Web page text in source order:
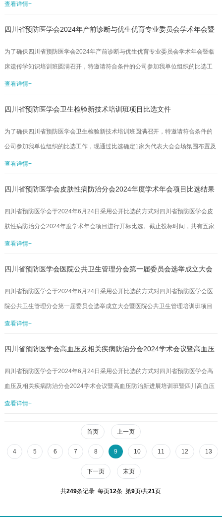
并于2024年9月12日由三位专家完成评定工作。现将评选结果公布如下：此次比
及时以口头或书面形式向四川省预防医学会监事会反映。受理地址：成都市少城
查看详情+
四川省预防医学会2024年产前诊断与优生优育专业委员会学术年会暨
临床遗传学知识培训班项目比选文件
为了确保四川省预防医学会2024年产前诊断与优生优育专业委员会学术年会暨临
床遗传学知识培训班圆满召开，特邀请符合条件的公司参加我单位组织的比选工
作，现通过比选确定1家为代表大会会场氛围布置及会务服务工作的供应商，有关
医学会活动服务机构库的公司/机构；(二)承办机构具有丰富的国际，国内大型学
查看详情+
四川省预防医学会卫生检验新技术培训班项目比选文件
为了确保四川省预防医学会卫生检验新技术培训班圆满召开，特邀请符合条件的
公司参加我单位组织的比选工作，现通过比选确定1家为代表大会会场氛围布置及
会务服务工作的供应商，有关事宜如下：一、采购单位四川省预防医学会二、比
具有丰富的国际，国内大型学术会议组织经验，无不良纪录；(三)具备一定资金实
查看详情+
四川省预防医学会皮肤性病防治分会2024年度学术年会项目比选结果
公示
四川省预防医学会于2024年6月24日采用公开比选的方式对四川省预防医学会皮
肤性病防治分会2024年度学术年会项目进行开标比选。截止投标时间，共有五家
单位参加报名，并于2024年7月4日由三位专家完成评定工作。现将评选结果公布
有异议，请及时以口头或书面形式向四川省预防医学会监事会反映。受理地址：
查看详情+
四川省预防医学会医院公共卫生管理分会第一届委员会选举成立大会
暨医院公共卫生管理培训班项目比选结果公示
四川省预防医学会于2024年6月24日采用公开比选的方式对四川省预防医学会医
院公共卫生管理分会第一届委员会选举成立大会暨医院公共卫生管理培训班项目
进行开标比选。截止投标时间，共有六家单位参加报名，并于2024年7月4日由三
（7月4日——7月8日），如对以上公示有异议，请及时以口头或书面形式向四川
查看详情+
四川省预防医学会高血压及相关疾病防治分会2024学术会议暨高血压
防治新进展培训班暨四川高血压大会项目比选结果公示
四川省预防医学会于2024年6月24日采用公开比选的方式对四川省预防医学会高
血压及相关疾病防治分会2024学术会议暨高血压防治新进展培训班暨四川高血压
大会项目进行开标比选。截止投标时间，共有五家单位参加报名，并于2024年7
3个工作日（7月3日——7月5日），如对以上公示有异议，请及时以口头或书面
形式向四川省预防医学会监事会反映。受理地址：成都市少城路27号邮编：
610041邮箱：scsyfyxh@163.com电话：028...
查看详情+
首页 上一页
4 5 6 7 8 9 10 11 12 13
下一页 末页
共249条记录 每页12条 第9页/共21页